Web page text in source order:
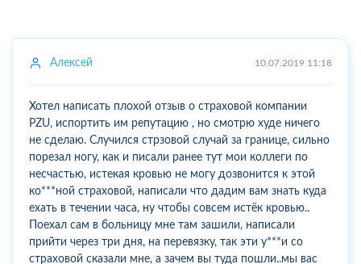
Алексей 10.07.2019 11:18
Хотел написать плохой отзыв о страховой компании
PZU, испортить им репутацию , но смотрю худе ничего
не сделаю. Случился стрзовой случай за границе, сильно
порезал ногу, как и писали ранее тут мои коллеги по
несчастью, истекая кровью не могу дозвонится к этой
ко***ной страховой, написали что дадим вам знать куда
ехать в течении часа, ну чтобы совсем истёк кровью..
Поехал сам в больницу мне там зашили, написали
прийти через три дня, на перевязку, так эти у***и со
страховой сказали мне, а зачем вы туда пошли..мы вас